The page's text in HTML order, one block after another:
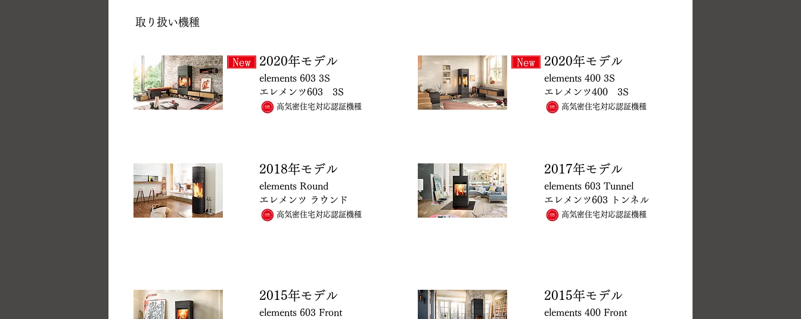
取り扱い機種
2020年モデル
elements 603 3S
エレメンツ603 3S
高気密住宅対応認証機種
2020年モデル
elements 4003S
エレメンツ4003S
高気密住宅対応認証機種
2018年モデル
elements Round
エレメンツ ラウンド
高気密住宅対応認証機種
2017年モデル
elements 603 Tunnel
エレメンツ603 トンネル
高気密住宅対応認証機種
2015年モデル
elements 603 Front
2015年モデル
elements 400 Front